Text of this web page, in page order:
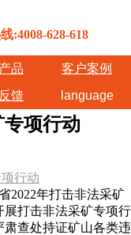
:4008-628-618
品
客户案例
馈 language
项行动
行动
2022年打击非法采矿
打击非法采矿专项行
查处持证矿山各类违